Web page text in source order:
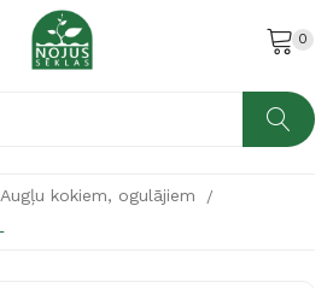
0
Augļu kokiem, ogulājiem